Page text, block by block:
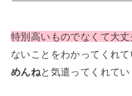
特別高いものでなくて大丈
ないことをわかってくれて
めんねと気遣ってくれてい